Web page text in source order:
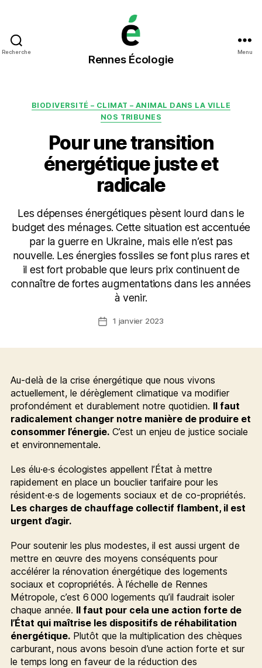
Recherche
Rennes
Écologie
Rennes Écologie
Menu
Catégories
BIODIVERSITÉ – CLIMAT – ANIMAL DANS LA VILLE
NOS TRIBUNES
Pour une transition
énergétique juste et
radicale
Les dépenses énergétiques pèsent lourd dans le
budget des ménages. Cette situation est accentuée
par la guerre en Ukraine, mais elle n’est pas
nouvelle. Les énergies fossiles se font plus rares et
il est fort probable que leurs prix continuent de
connaître de fortes augmentations dans les années
à venir.
Date1 janvier 2023
Au-delà de la crise énergétique que nous vivons
actuellement, le dérèglement climatique va modifier
profondément et durablement notre quotidien. Il faut
radicalement changer notre manière de produire et
consommer l’énergie.C’est un enjeu de justice sociale
et environnementale.
Les élu·e·s écologistes appellent l’État à mettre
rapidement en place un bouclier tarifaire pour les
résident·e·s de logements sociaux et de co-propriétés.
Les charges de chauffage collectif flambent, il est
urgent d’agir.
Pour soutenir les plus modestes, il est aussi urgent de
mettre en œuvre des moyens conséquents pour
accélérer la rénovation énergétique des logements
sociaux et copropriétés. À l’échelle de Rennes
Métropole, c’est 6 000 logements qu’il faudrait isoler
chaque année. Il faut pour cela une action forte de
l’État qui maîtrise les dispositifs de réhabilitation
énergétique.Plutôt que la multiplication des chèques
carburant, nous avons besoin d’une action forte et sur
le temps long en faveur de la réduction des